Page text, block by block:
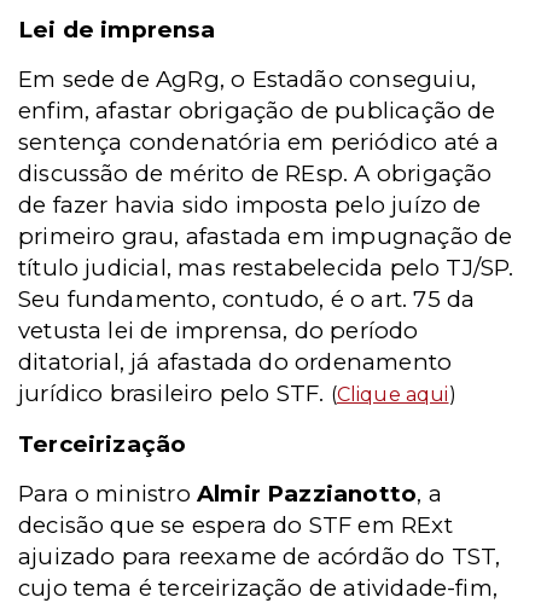
Lei de imprensa
Em sede de AgRg, o Estadão conseguiu,
enfim, afastar obrigação de publicação de
sentença condenatória em periódico até a
discussão de mérito de REsp. A obrigação
de fazer havia sido imposta pelo juízo de
primeiro grau, afastada em impugnação de
título judicial, mas restabelecida pelo TJ/SP.
Seu fundamento, contudo, é o art. 75 da
vetusta lei de imprensa, do período
ditatorial, já afastada do ordenamento
jurídico brasileiro pelo STF. (Clique aqui)
Terceirização
Para o ministro Almir Pazzianotto, a
decisão que se espera do STF em RExt
ajuizado para reexame de acórdão do TST,
cujo tema é terceirização de atividade-fim,